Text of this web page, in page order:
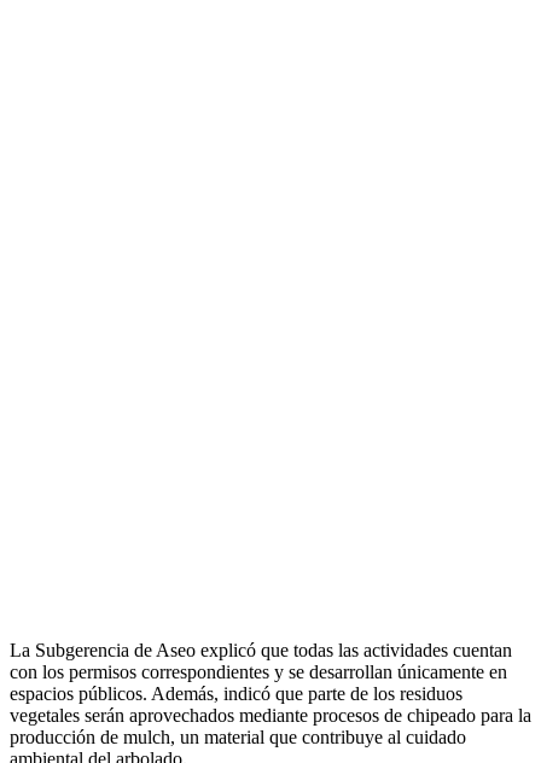
La Subgerencia de Aseo explicó que todas las actividades cuentan
con los permisos correspondientes y se desarrollan únicamente en
espacios públicos. Además, indicó que parte de los residuos
vegetales serán aprovechados mediante procesos de chipeado para la
producción de mulch, un material que contribuye al cuidado
ambiental del arbolado.